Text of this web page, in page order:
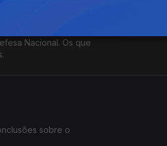
Nacional. Os que
sobre o